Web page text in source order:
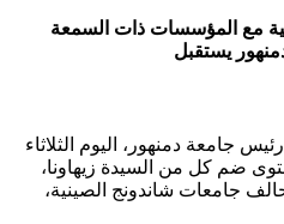
مع المؤسسات ذات السمعة
يستقبل
جامعة دمنهور، اليوم الثلاثاء
المستوى ضم كل من السيدة زيهاونا،
جامعات شاندونج الصينية،